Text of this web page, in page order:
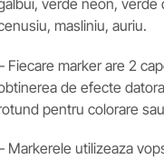
verde neon,
masliniu, auriu.
Fiecare marker are 2
de efecte
pentru colorare
Markerele utilizeaza